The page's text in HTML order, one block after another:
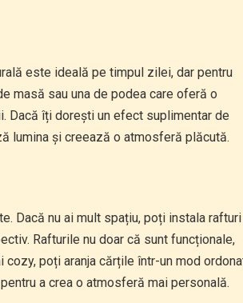
este ideală pe timpul zilei, dar pentru
masă sau una de podea care oferă o
Dacă îți dorești un efect suplimentar de
lumina și creează o atmosferă plăcută.
Dacă nu ai mult spațiu, poți instala rafturi
Rafturile nu doar că sunt funcționale,
poți aranja cărțile într-un mod
a crea o atmosferă mai personală.